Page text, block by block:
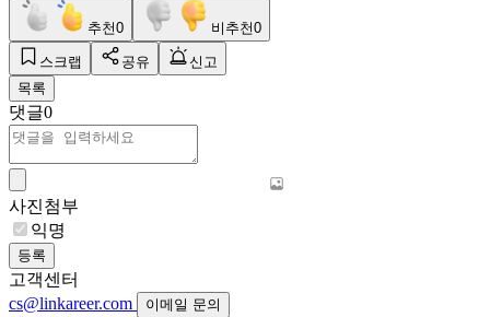
추천0 비추천0
스크랩 공유
신고
목록
댓글0
사진첨부
익명
등록
고객센터
cs@linkareer.com
이메일 문의